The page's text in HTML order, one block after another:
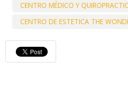
CENTRO MÉDICO Y
CENTRO DE ESTETICA THE